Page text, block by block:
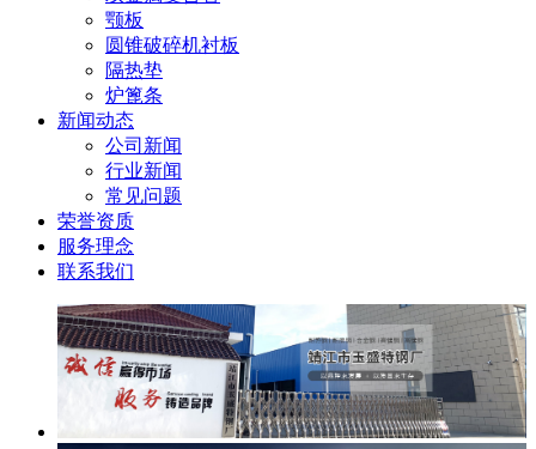
颚板
圆锥破碎机衬板
隔热垫
炉篦条
新闻动态
公司新闻
行业新闻
常见问题
荣誉资质
服务理念
联系我们